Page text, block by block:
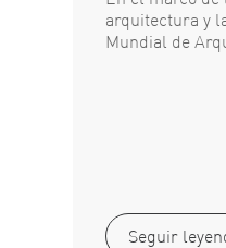
arquitectura y
Mundial de
Seguir